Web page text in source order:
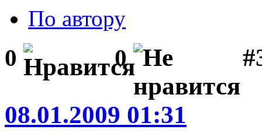
По автору
0 0
08.01.2009 01:31